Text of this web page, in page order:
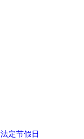
法定节假日